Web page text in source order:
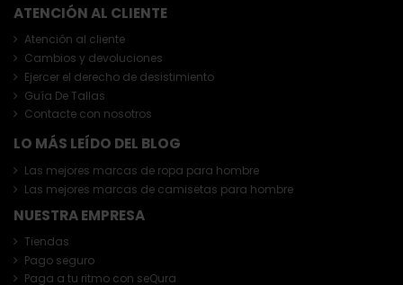
ATENCIÓN AL CLIENTE
Atención al cliente
Cambios y devoluciones
Ejercer el derecho de desistimiento
Guía De Tallas
Contacte con nosotros
LO MÁS LEÍDO DEL BLOG
Las mejores marcas de ropa para hombre
Las mejores marcas de camisetas para hombre
NUESTRA EMPRESA
Tiendas
Pago seguro
Paga a tu ritmo con seQura